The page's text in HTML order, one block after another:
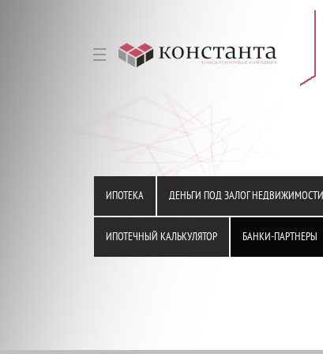
ИПОТЕКА ДЕНЬГИ ПОД ЗАЛОГ НЕДВИЖИМОСТИ
ИПОТЕЧНЫЙ КАЛЬКУЛЯТОР БАНКИ-ПАРТНЕРЫ